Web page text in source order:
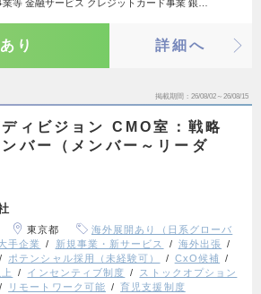
等 金融サービス クレジットカード事業 銀…
り 詳細へ
掲載期間 26/08/02～26/08/15
ィビジョン CMO室：戦略
バー（メンバー～リーダ
東京都
海外展開あり（日系グローバ
手企業 新規事業・新サービス
海外出張
ポテンシャル採用（未経験可）
CxO候補
インセンティブ制度
ストックオプション
リモートワーク可能 育児支援制度